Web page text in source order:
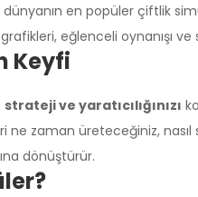
en popüler çiftlik
eğlenceli
Keyfi
strateji ve yaratıcılığınızı
zaman üreteceğiniz,
dönüştürür.